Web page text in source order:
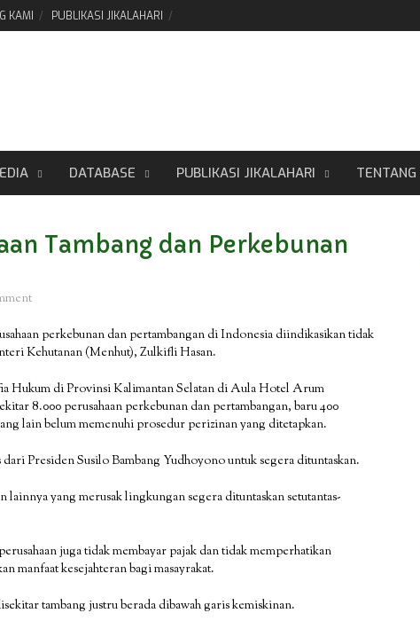
KAMI PUBLIKASI JIKALAHARI
DATABASE PUBLIKASI JIKALAHARI
Tambang dan Perkebunan
perkebunan dan pertambangan di Indonesia diindikasikan tidak
Kehutanan (Menhut), Zulkifli Hasan.
Hukum di Provinsi Kalimantan Selatan di Aula Hotel Arum
8.000 perusahaan perkebunan dan pertambangan, baru 400
lain belum memenuhi prosedur perizinan yang ditetapkan.
Presiden Susilo Bambang Yudhoyono untuk segera dituntaskan.
lainnya yang merusak lingkungan segera dituntaskan setutantas-
juga tidak membayar pajak dan tidak memperhatikan
manfaat kesejahteran bagi masayrakat.
tambang justru berada dibawah garis kemiskinan.